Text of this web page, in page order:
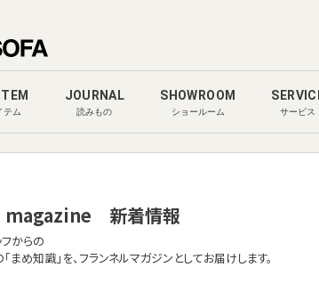
テム
JOURNAL
読みもの
SHOWROOM
ショールーム サービス
magazine 新着情報
からの
まめ知識」を、フランネルマガジンとしてお届けします。